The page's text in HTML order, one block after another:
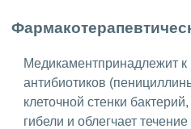
Медикаментпринадлежит к
антибиотиков
клеточной стенки
гибели и облегчает